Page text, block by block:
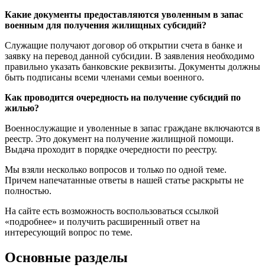
Какие документы предоставляются уволенным в запас
военным для получения жилищных субсидий?
Служащие получают договор об открытии счета в банке и
заявку на перевод данной субсидии. В заявления необходимо
правильно указать банковские реквизиты. Документы должны
быть подписаны всеми членами семьи военного.
Как проводится очередность на получение субсидий по
жилью?
Военнослужащие и уволенные в запас граждане включаются в
реестр. Это документ на получение жилищной помощи.
Выдача проходит в порядке очередности по реестру.
Мы взяли несколько вопросов и только по одной теме.
Причем напечатанные ответы в нашей статье раскрыты не
полностью.
На сайте есть возможность воспользоваться ссылкой
«подробнее» и получить расширенный ответ на
интересующий вопрос по теме.
Основные разделы